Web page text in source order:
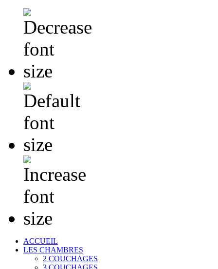
ACCUEIL
LES CHAMBRES
2 COUCHAGES
3 COUCHAGES